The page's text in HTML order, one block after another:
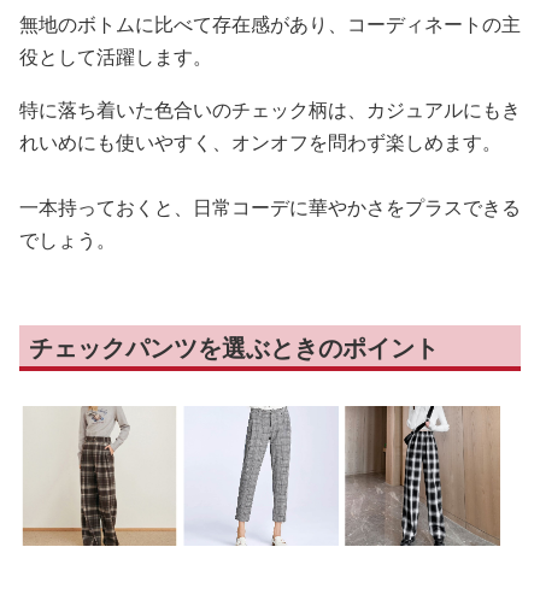
無地のボトムに比べて存在感があり、コーディネートの主
役として活躍します。
特に落ち着いた色合いのチェック柄は、カジュアルにもき
れいめにも使いやすく、オンオフを問わず楽しめます。
一本持っておくと、日常コーデに華やかさをプラスできる
でしょう。
チェックパンツを選ぶときのポイント